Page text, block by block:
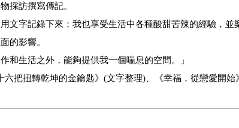
採訪撰寫傳記。
文字記錄下來；我也享受生活中各種酸甜苦辣的經驗，並
的影響。
和生活之外，能夠提供我一個喘息的空間。」
把扭轉乾坤的金鑰匙》(文字整理)、《幸福，從戀愛開始》